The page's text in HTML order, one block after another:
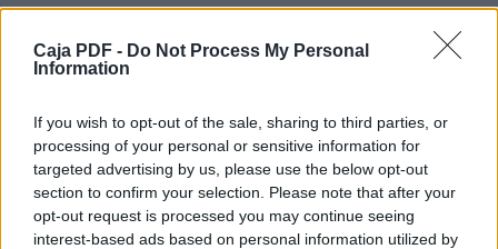
Caja PDF - Do Not Process My Personal
Information
If you wish to opt-out of the sale, sharing to third parties, or
processing of your personal or sensitive information for
targeted advertising by us, please use the below opt-out
section to confirm your selection. Please note that after your
opt-out request is processed you may continue seeing
interest-based ads based on personal information utilized by